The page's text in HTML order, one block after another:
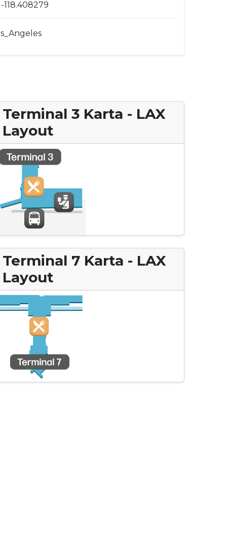
Terminal 3 Karta - LAX
Layout
Terminal 7 Karta - LAX
Layout